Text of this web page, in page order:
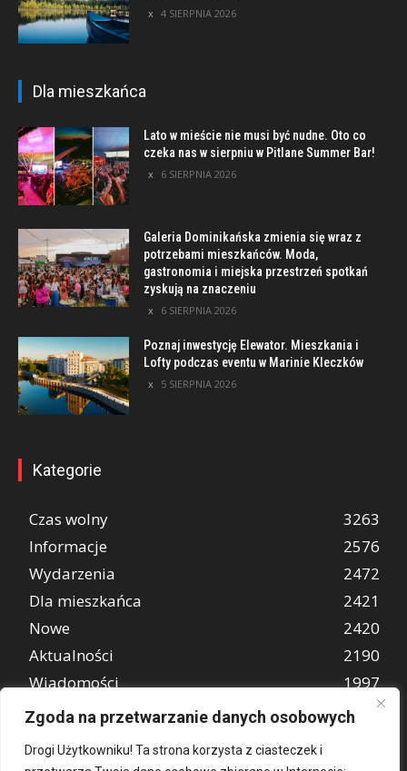
Zgoda na przetwarzanie danych osobowych
Drogi Użytkowniku! Ta strona korzysta z ciasteczek i
4 SIERPNIA 2026
Dla mieszkańca
Lato w mieście nie musi być nudne. Oto co
czeka nas w sierpniu w Pitlane Summer Bar!
6 SIERPNIA 2026
Galeria Dominikańska zmienia się wraz z
potrzebami mieszkańców. Moda,
gastronomia i miejska przestrzeń spotkań
zyskują na znaczeniu
6 SIERPNIA 2026
Poznaj inwestycję Elewator. Mieszkania i
Lofty podczas eventu w Marinie Kleczków
5 SIERPNIA 2026
Kategorie
Czas wolny
3263
Informacje
2576
Wydarzenia
2472
Dla mieszkańca
2421
Nowe
2420
Aktualności
2190
Wiadomości
1997
REKLAMA
849